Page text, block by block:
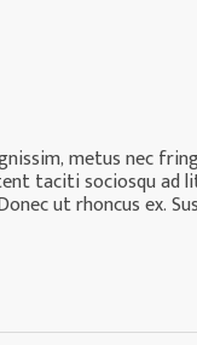
metus nec
taciti sociosqu ad
ut rhoncus ex.